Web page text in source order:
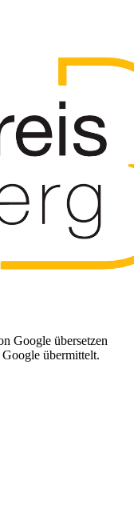
Google übersetzen
übermittelt.